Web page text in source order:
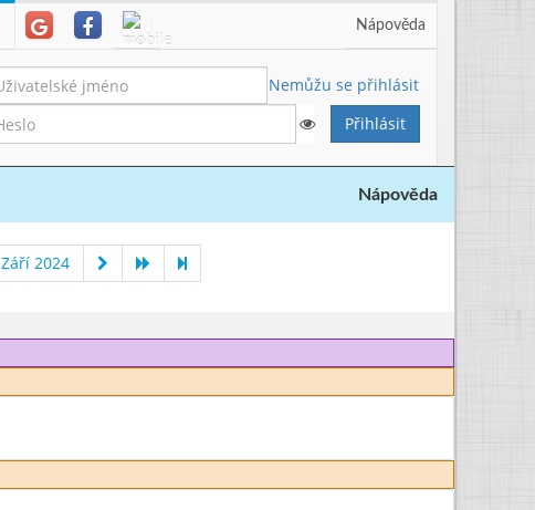
Nápověda
Nemůžu se přihlásit
Nápověda
Září 2024